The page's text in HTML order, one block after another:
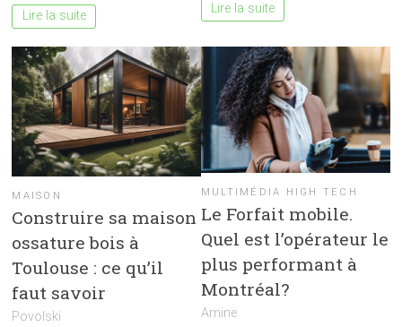
Lire la suite Lire la suite
MAISON
Construire sa maison
ossature bois à
Toulouse : ce qu’il
faut savoir
Povolski
MULTIMÉDIA HIGH TECH
Le Forfait mobile.
Quel est l’opérateur le
plus performant à
Montréal?
Amine